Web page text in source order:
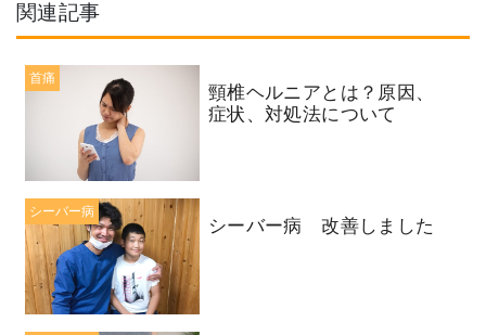
関連記事
首痛
頸椎ヘルニアとは？原因、
症状、対処法について
シーバー病
シーバー病 改善しました